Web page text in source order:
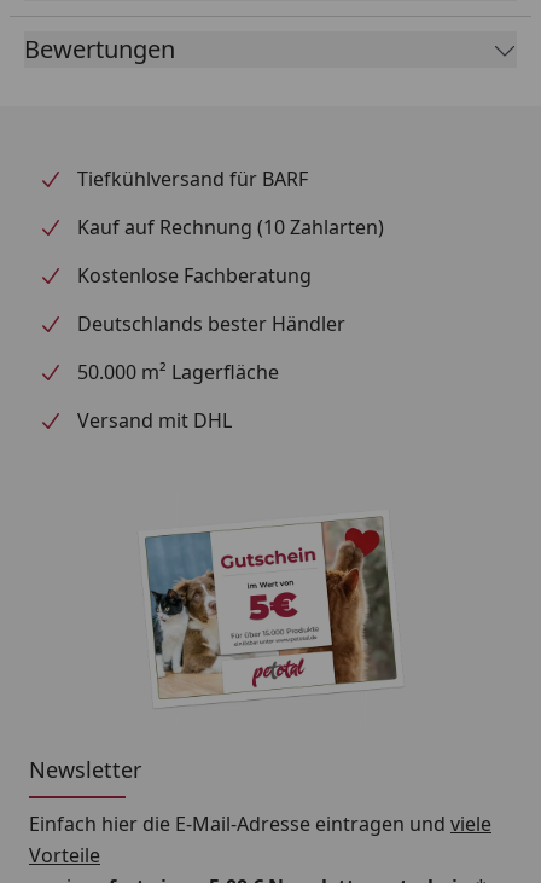
blau-grau passt es perfekt in jede Wohnumgebung
und wird schnell zum Lieblingsplatz Ihres Hundes.
Merkmale: rutschfester Boden, abnehmbarer Bezug,
eleganten Bett einen Ort der Entspannung.
Bewertungen
Tiefkühlversand für BARF
Kauf auf Rechnung (10 Zahlarten)
Kostenlose Fachberatung
Deutschlands bester Händler
50.000 m² Lagerfläche
Versand mit DHL
Newsletter
Einfach hier die E-Mail-Adresse eintragen und viele
Vorteile